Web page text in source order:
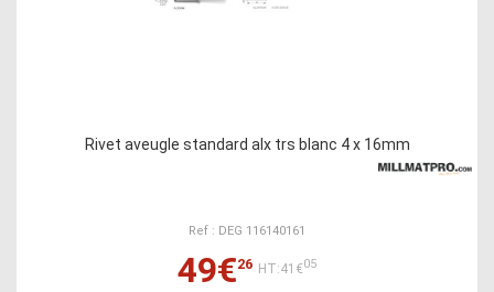
Rivet aveugle standard alx trs blanc 4 x 16mm
Ref : DEG 116140161
49€26 HT:41€05